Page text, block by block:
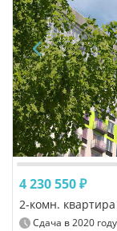
4 230 550 ₽
2-комн.
Сдача в2020 году